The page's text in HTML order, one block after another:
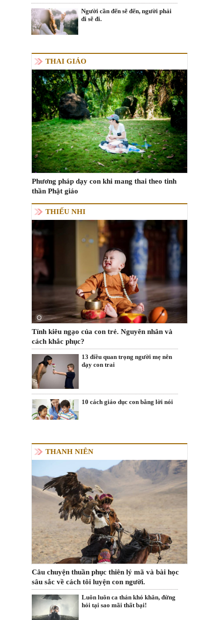
Người cần đến sẽ đến, người phải
đi sẽ đi.
THAI GIÁO
Phương pháp dạy con khi mang thai theo tinh
thần Phật giáo
THIẾU NHI
Tính kiêu ngạo của con trẻ. Nguyên nhân và
cách khắc phục?
13 điều quan trọng người mẹ nên
dạy con trai
10 cách giáo dục con bằng lời nói
THANH NIÊN
Câu chuyện thuần phục thiên lý mã và bài học
sâu sắc về cách tôi luyện con người.
Luôn luôn ca thán khó khăn, đừng
hỏi tại sao mãi thất bại!